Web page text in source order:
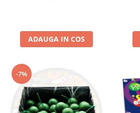
ADAUGA IN COS
-7%